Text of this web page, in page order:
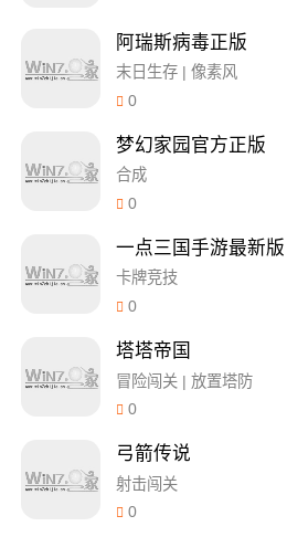
阿瑞斯病毒正版
末日生存 | 像素风
0
梦幻家园官方正版
合成
0
一点三国手游最新版
卡牌竞技
0
塔塔帝国
冒险闯关 | 放置塔防
0
弓箭传说
射击闯关
0